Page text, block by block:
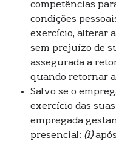
competências
condições
exercício, alterar
sem prejuízo de
assegurada a
quando retornar
Salvo se o
exercício das
empregada
presencial: (i)